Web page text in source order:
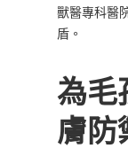
獸醫專科醫
盾。
為毛
膚防